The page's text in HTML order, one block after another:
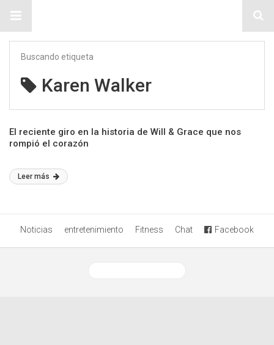
Buscando etiqueta
Karen Walker
El reciente giro en la historia de Will & Grace que nos
rompió el corazón
Leer más
Noticias entretenimiento Fitness Chat Facebook